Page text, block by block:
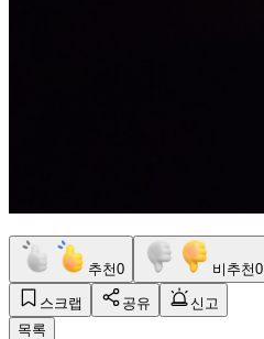
추천0 비추천0
스크랩 공유
신고
목록